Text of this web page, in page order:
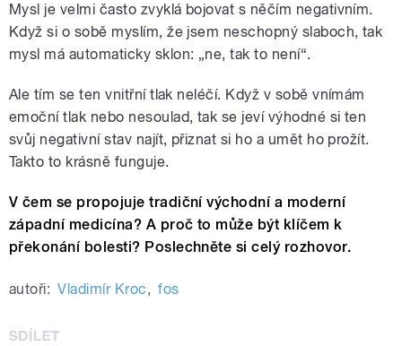
Mysl je velmi často zvyklá bojovat s něčím negativním.
Když si o sobě myslím, že jsem neschopný slaboch, tak
mysl má automaticky sklon: „ne, tak to není“.
Ale tím se ten vnitřní tlak neléčí. Když v sobě vnímám
emoční tlak nebo nesoulad, tak se jeví výhodné si ten
svůj negativní stav najít, přiznat si ho a umět ho prožít.
Takto to krásně funguje.
V čem se propojuje tradiční východní a moderní
západní medicína? A proč to může být klíčem k
překonání bolesti? Poslechněte si celý rozhovor.
autoři: Vladimír Kroc, fos